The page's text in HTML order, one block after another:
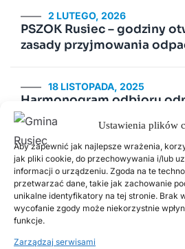
Ustawienia plików
Aby zapewnić jak najlepsze wrażenia,
jak pliki cookie, do przechowywania i/lub
informacji o urządzeniu. Zgoda na te
przetwarzać dane, takie jak zachowanie
unikalne identyfikatory na tej stronie. Brak
wycofanie zgody może niekorzystnie
funkcje.
Zarządzaj serwisami
2 LUTEGO, 2026
PSZOK Rusiec – godziny
zasady przyjmowania
18 LISTOPADA, 2025
Harmonogram odbioru
komunalnych w 2026 roku
19 SIERPNIA, 2022
Zapraszamy na Dożynki
2 MARCA, 2026
Odbiór odpadów
2026 roku